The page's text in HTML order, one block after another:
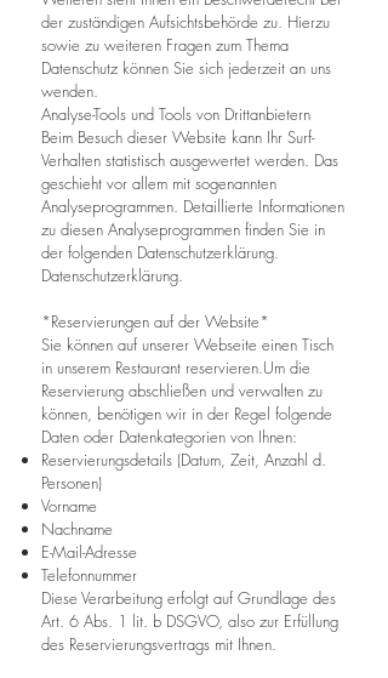
der zuständigen Aufsichtsbehörde zu. Hierzu
sowie zu weiteren Fragen zum Thema
Datenschutz können Sie sich jederzeit an uns
wenden.
Analyse-Tools und Tools von Drittanbietern
Beim Besuch dieser Website kann Ihr Surf-
Verhalten statistisch ausgewertet werden. Das
geschieht vor allem mit sogenannten
Analyseprogrammen. Detaillierte Informationen
zu diesen Analyseprogrammen finden Sie in
der folgenden Datenschutzerklärung.
Datenschutzerklärung.
*Reservierungen auf der Website*
Sie können auf unserer Webseite einen Tisch
in unserem Restaurant reservieren.Um die
Reservierung abschließen und verwalten zu
können, benötigen wir in der Regel folgende
Daten oder Datenkategorien von Ihnen:
Reservierungsdetails (Datum, Zeit, Anzahl d.
Personen)
Vorname
Nachname
E-Mail-Adresse
Telefonnummer
Diese Verarbeitung erfolgt auf Grundlage des
Art. 6 Abs. 1 lit. b DSGVO, also zur Erfüllung
des Reservierungsvertrags mit Ihnen.